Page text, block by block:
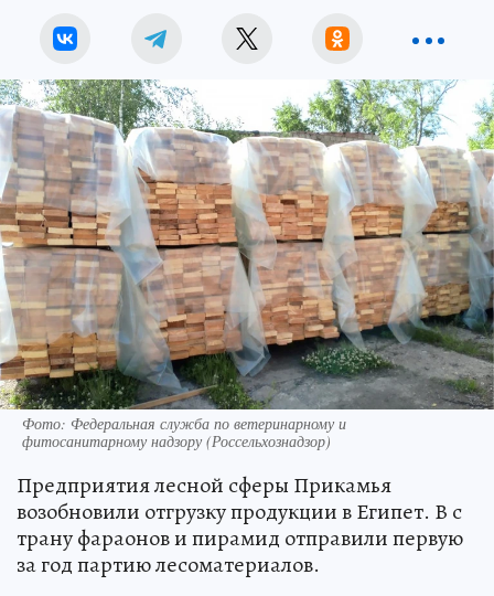
Фото: Федеральная служба по ветеринарному и
фитосанитарному надзору (Россельхознадзор)
Предприятия лесной сферы Прикамья
возобновили отгрузку продукции в Египет. В с
трану фараонов и пирамид отправили первую
за год партию лесоматериалов.